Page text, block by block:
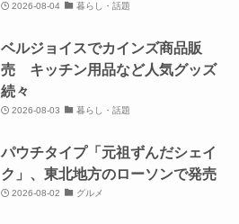
2026-08-04 暮らし・話題
ベルジョイスでカインズ商品販
売 キッチン用品など人気グッズ
続々
2026-08-03 暮らし・話題
パウチタイプ「元祖ずんだシェイ
ク」、東北地方のローソンで発売
2026-08-02 グルメ